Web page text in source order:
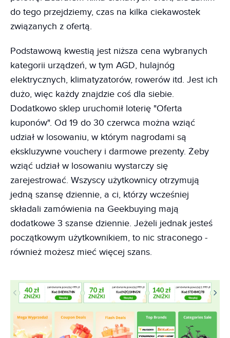
do tego przejdziemy, czas na kilka ciekawostek
związanych z ofertą.
Podstawową kwestią jest niższa cena wybranych
kategorii urządzeń, w tym AGD, hulajnóg
elektrycznych, klimatyzatorów, rowerów itd. Jest ich
dużo, więc każdy znajdzie coś dla siebie.
Dodatkowo sklep uruchomił loterię "Oferta
kuponów". Od 19 do 30 czerwca można wziąć
udział w losowaniu, w którym nagrodami są
ekskluzywne vouchery i darmowe prezenty. Żeby
wziąć udział w losowaniu wystarczy się
zarejestrować. Wszyscy użytkownicy otrzymują
jedną szansę dziennie, a ci, którzy wcześniej
składali zamówienia na Geekbuying mają
dodatkowe 3 szanse dziennie. Jeżeli jednak jesteś
początkowym użytkownikiem, to nic straconego -
również możesz mieć więcej szans.